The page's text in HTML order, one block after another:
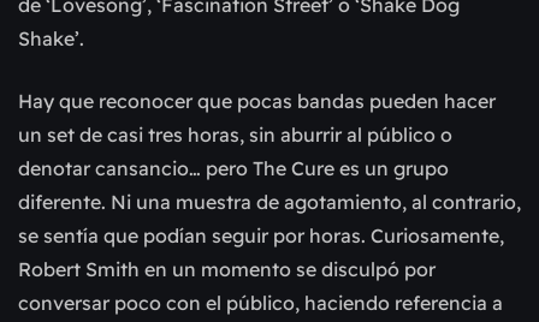
Shake’.
Hay que reconocer que pocas bandas pueden hacer
un set de casi tres horas, sin aburrir al público o
denotar cansancio… pero The Cure es un grupo
diferente. Ni una muestra de agotamiento, al contrario,
se sentía que podían seguir por horas. Curiosamente,
Robert Smith en un momento se disculpó por
conversar poco con el público, haciendo referencia a